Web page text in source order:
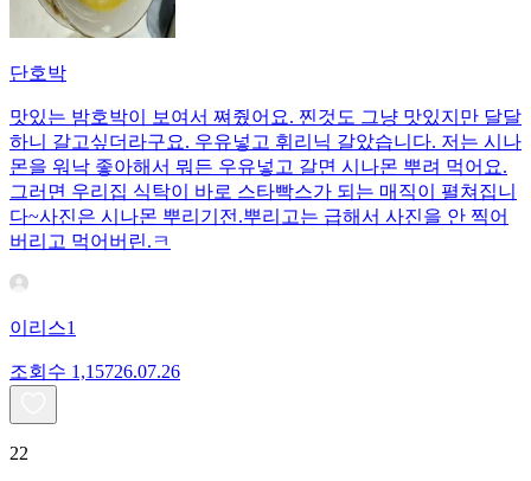
단호박
맛있는 밤호박이 보여서 쪄줬어요. 찐것도 그냥 맛있지만 달달
하니 갈고싶더라구요. 우유넣고 휘리닉 갈았습니다. 저는 시나
몬을 워낙 좋아해서 뭐든 우유넣고 갈면 시나몬 뿌려 먹어요.
그러면 우리집 식탁이 바로 스타빡스가 되는 매직이 펼쳐집니
다~사진은 시나몬 뿌리기전.뿌리고는 급해서 사진을 안 찍어
버리고 먹어버린.ㅋ
이리스1
조회수 1,15726.07.26
22